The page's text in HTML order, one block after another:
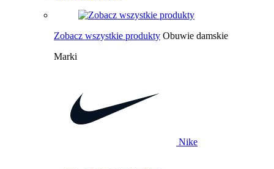
Zobacz wszystkie produkty Obuwie damskie
Marki
Nike